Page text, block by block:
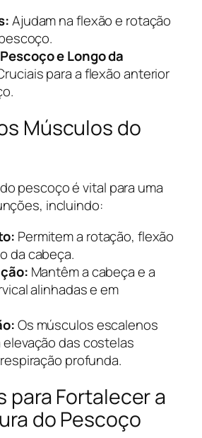
Ajudam na flexão e rotação
e Longo da
para a flexão anterior
Músculos do
pescoço é vital para uma
incluindo:
Permitem a rotação, flexão
da cabeça.
Mantêm a cabeça e a
alinhadas e em
Os músculos escalenos
elevação das costelas
profunda.
para Fortalecer a
do Pescoço